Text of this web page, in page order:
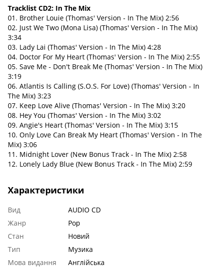
Tracklist CD2: In The Mix
01. Brother Louie (Thomas' Version - In The Mix) 2:56
02. Just We Two (Mona Lisa) (Thomas' Version - In The Mix)
3:34
03. Lady Lai (Thomas' Version - In The Mix) 4:28
04. Doctor For My Heart (Thomas' Version - In The Mix) 2:55
05. Save Me - Don't Break Me (Thomas' Version - In The Mix)
3:19
06. Atlantis Is Calling (S.O.S. For Love) (Thomas' Version - In
The Mix) 3:23
07. Keep Love Alive (Thomas' Version - In The Mix) 3:20
08. Hey You (Thomas' Version - In The Mix) 3:02
09. Angie's Heart (Thomas' Version - In The Mix) 3:15
10. Only Love Can Break My Heart (Thomas' Version - In The
Mix) 3:06
11. Midnight Lover (New Bonus Track - In The Mix) 2:58
12. Lonely Lady Blue (New Bonus Track - In The Mix) 2:59
Характеристики
Вид
AUDIO CD
Жанр
Pop
Стан
Новий
Тип
Музика
Мова видання
Англійська